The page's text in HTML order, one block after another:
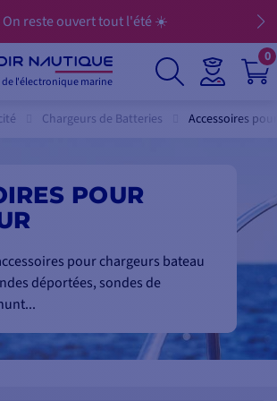
reste ouvert tout l'été ☀️
de l'électronique marine
0
Chargeurs de Batteries Accessoires
POUR
pour chargeurs bateau
déportées, sondes de